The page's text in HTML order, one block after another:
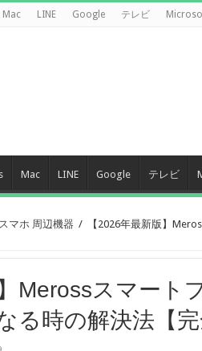
Mac LINE Google テレビ
Mac LINE Google テレビ
マホ 周辺機器 /
【2026年最新版】
Merossスマート
る時の解決法【完